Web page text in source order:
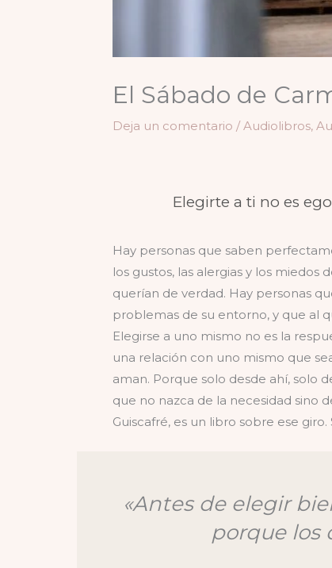
El Sábado de
Deja un comentario /Audiolibros,
Elegirte a ti no es
Hay personas que saben
los gustos, las alergias y los
querían de verdad. Hay personas
problemas de su entorno, y que al
Elegirse a uno mismo no es la
una relación con uno mismo que
aman. Porque solo desde ahí, solo
que no nazca de la necesidad sino
Guiscafré, es un libro sobre ese
«Antes de elegir
porque los